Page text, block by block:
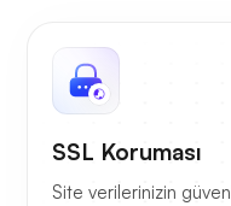
SSL Koruması
Site verilerinizin